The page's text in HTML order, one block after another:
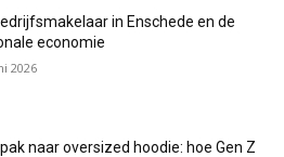
in Enschede en de
economie
2026
naar oversized hoodie: hoe Gen Z